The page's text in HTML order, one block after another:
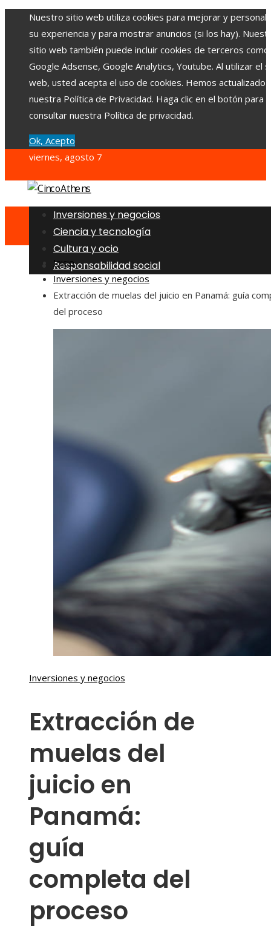
Nuestro sitio web utiliza cookies para mejorar y
su experiencia y para mostrar anuncios (si los hay).
sitio web también puede incluir cookies de terceros como
Google Adsense, Google Analytics, Youtube. Al utilizar el
web, usted acepta el uso de cookies. Hemos actualizado
nuestra Política de Privacidad. Haga clic en el botón para
consultar nuestra Política de privacidad.
Ok, Acepto
viernes, agosto 7
Inversiones y negocios
Ciencia y tecnología
Cultura y ocio
Responsabilidad social
Inicio
Inversiones y negocios
Extracción de muelas del juicio en Panamá: guía
del proceso
Inversiones y negocios
Extracción de
muelas del
juicio en
Panamá:
guía
completa del
proceso